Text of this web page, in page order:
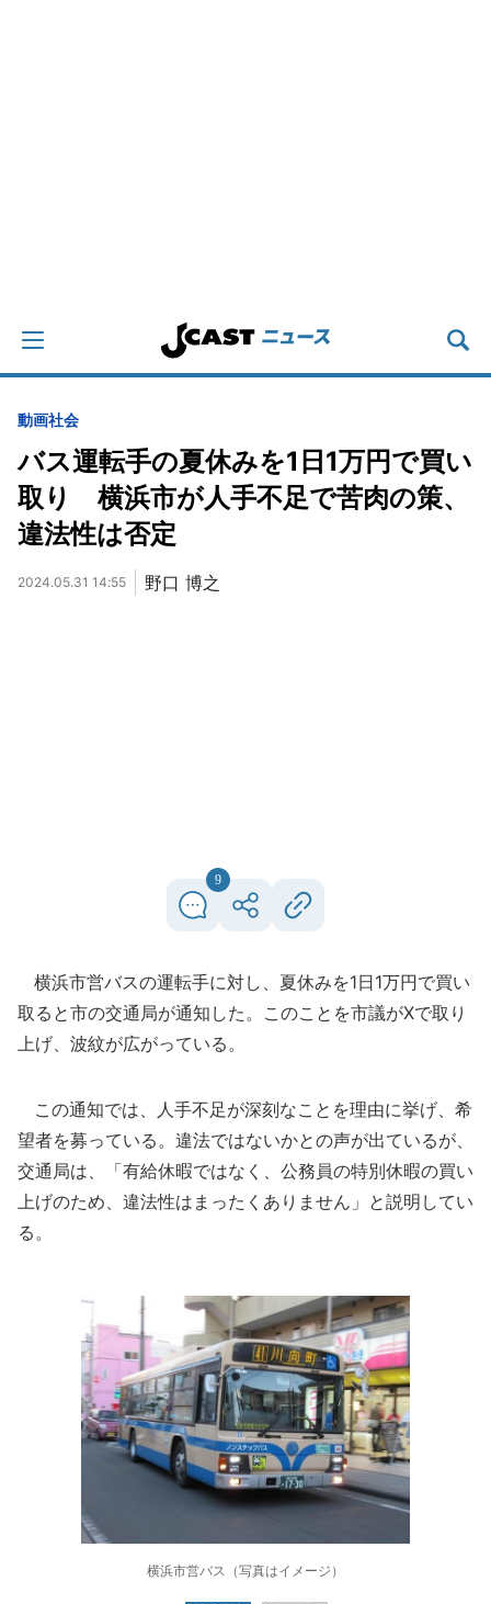
動画社会
バス運転手の夏休みを1日1万円で買い
取り 横浜市が人手不足で苦肉の策、
違法性は否定
2024.05.31 14:55 野口 博之
9
横浜市営バスの運転手に対し、夏休みを1日1万円で買い
取ると市の交通局が通知した。このことを市議がXで取り
上げ、波紋が広がっている。
この通知では、人手不足が深刻なことを理由に挙げ、希
望者を募っている。違法ではないかとの声が出ているが、
交通局は、「有給休暇ではなく、公務員の特別休暇の買い
上げのため、違法性はまったくありません」と説明してい
る。
横浜市営バス（写真はイメージ）